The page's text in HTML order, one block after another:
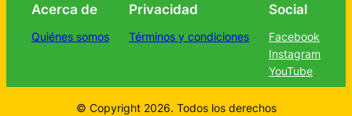
Acerca de
Quiénes somos
Privacidad
Términos y condiciones
Social
Facebook
Instagram
YouTube
© Copyright 2026. Todos los derechos